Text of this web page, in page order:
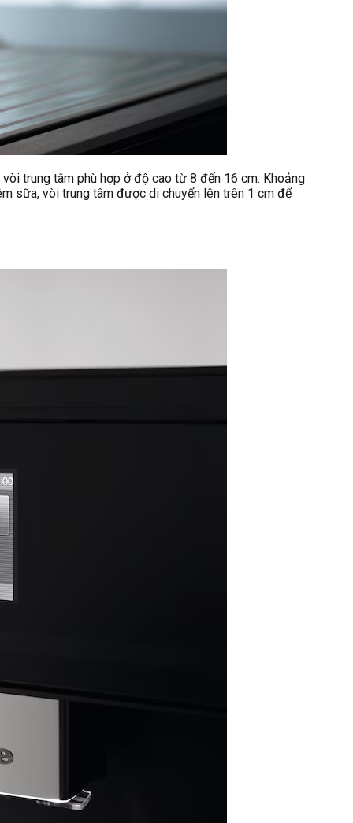
trung tâm phù hợp ở độ cao từ 8 đến 16 cm. Khoảng
sữa, vòi trung tâm được di chuyển lên trên 1 cm để